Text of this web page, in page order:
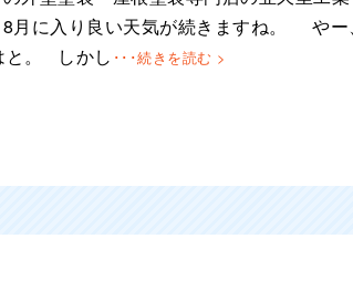
月に入り良い天気が続きますね。 や
と。 しかし ･･･続きを読む >